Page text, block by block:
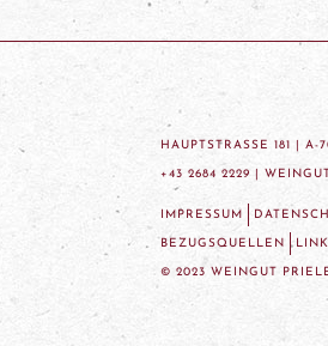
HAUPTSTRASSE 181 |
+43 2684 2229 |
IMPRESSUM
BEZUGSQUELLEN
© 2023 WEINGUT